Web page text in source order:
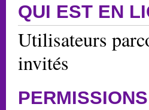
QUI EST EN
Utilisateurs
invités